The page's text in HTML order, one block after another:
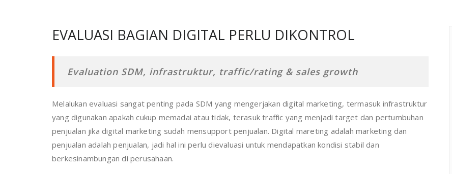
EVALUASI BAGIAN DIGITAL PERLU DIKONTROL
Evaluation SDM, infrastruktur, traffic/rating & sales growth
Melalukan evaluasi sangat penting pada SDM yang mengerjakan digital marketing, termasuk infrastruktur
yang digunakan apakah cukup memadai atau tidak, terasuk traffic yang menjadi target dan pertumbuhan
penjualan jika digital marketing sudah mensupport penjualan. Digital mareting adalah marketing dan
penjualan adalah penjualan, jadi hal ini perlu dievaluasi untuk mendapatkan kondisi stabil dan
berkesinambungan di perusahaan.